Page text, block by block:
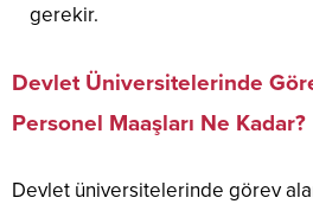
gerekir.
Devlet Üniversitelerinde
Personel Maaşları Ne Kadar?
Devlet üniversitelerinde görev